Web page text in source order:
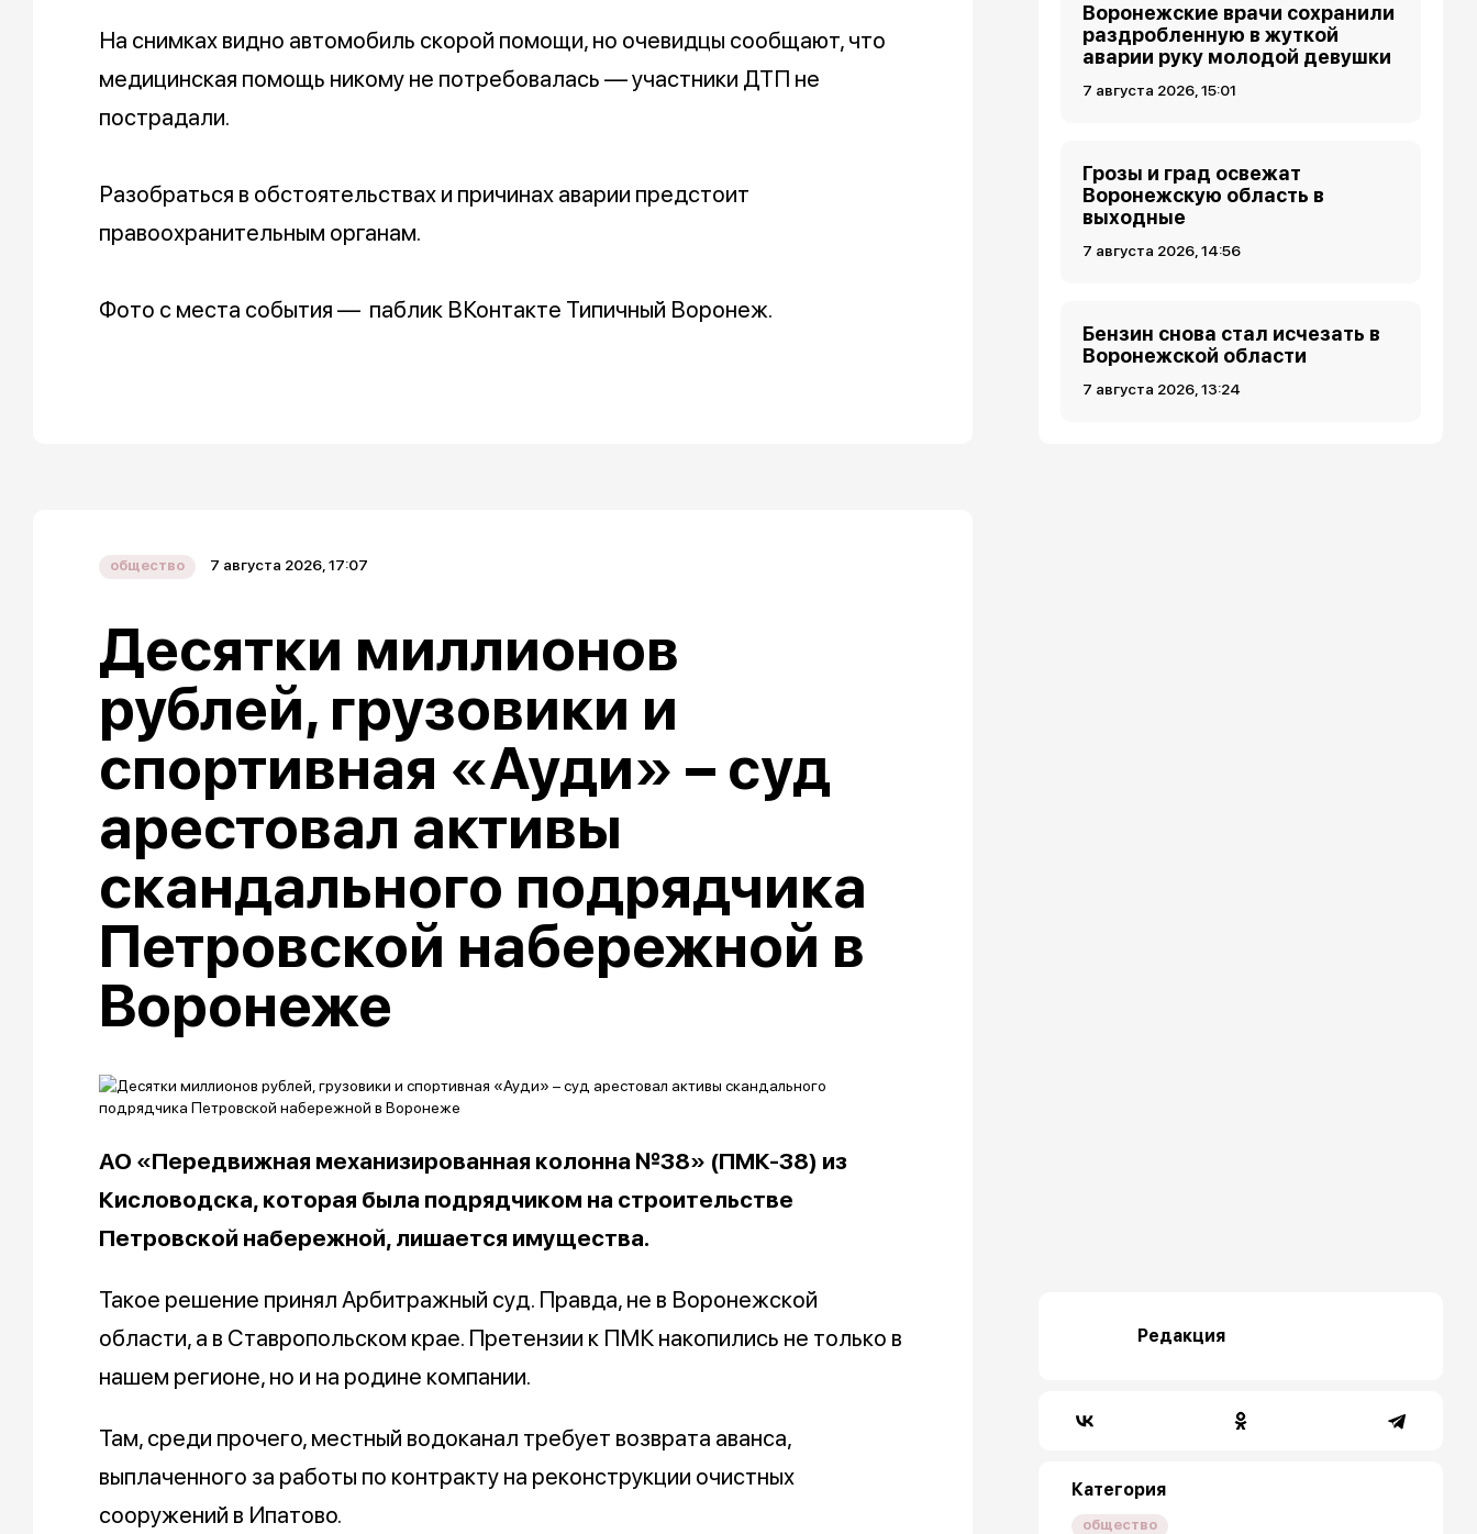
На снимках видно автомобиль скорой помощи, но очевидцы сообщают, что
медицинская помощь никому не потребовалась — участники ДТП не
пострадали.
Разобраться в обстоятельствах и причинах аварии предстоит
правоохранительным органам.
Фото с места события — паблик ВКонтакте Типичный Воронеж.
Воронежские врачи сохранили
раздробленную в жуткой
аварии руку молодой девушки
7 августа 2026, 15:01
Грозы и град освежат
Воронежскую область в
выходные
7 августа 2026, 14:56
Бензин снова стал исчезать в
Воронежской области
7 августа 2026, 13:24
общество 7 августа 2026, 17:07
Десятки миллионов
рублей, грузовики и
спортивная «Ауди» – суд
арестовал активы
скандального подрядчика
Петровской набережной в
Воронеже
АО «Передвижная механизированная колонна №38» (ПМК-38) из
Кисловодска, которая была подрядчиком на строительстве
Петровской набережной, лишается имущества.
Такое решение принял Арбитражный суд. Правда, не в Воронежской
области, а в Ставропольском крае. Претензии к ПМК накопились не только в
нашем регионе, но и на родине компании.
Там, среди прочего, местный водоканал требует возврата аванса,
выплаченного за работы по контракту на реконструкции очистных
сооружений в Ипатово.
Редакция
Категория
общество